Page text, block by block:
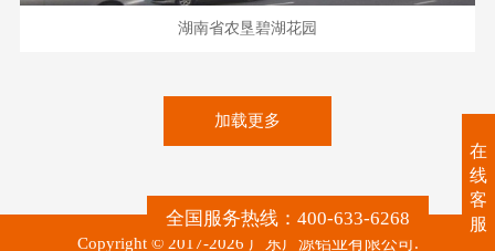
全国服务热线：400-633-6268
湖南省农垦碧湖花园
加载更多
Copyright © 2017-2026 广东广源铝业有限公司.
在
线
客
服